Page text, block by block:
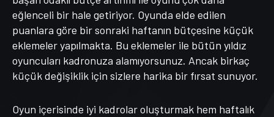
eğlenceli bir hale getiriyor. Oyunda elde edilen
puanlara göre bir sonraki haftanın bütçesine küçük
eklemeler yapılmakta. Bu eklemeler ile bütün yıldız
oyuncuları kadronuza alamıyorsunuz. Ancak birkaç
küçük değişiklik için sizlere harika bir fırsat sunuyor.
Oyun içerisinde iyi kadrolar oluşturmak hem haftalık